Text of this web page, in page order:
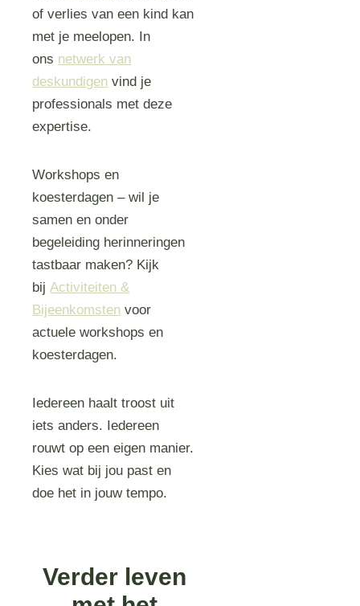
of verlies van een kind kan
met je meelopen. In
ons netwerk van
deskundigen vind je
professionals met deze
expertise.
Workshops en
koesterdagen – wil je
samen en onder
begeleiding herinneringen
tastbaar maken? Kijk
bijActiviteiten &
Bijeenkomsten voor
actuele workshops en
koesterdagen.
Iedereen haalt troost uit
iets anders. Iedereen
rouwt op een eigen manier.
Kies wat bij jou past en
doe het in jouw tempo.
Verder leven